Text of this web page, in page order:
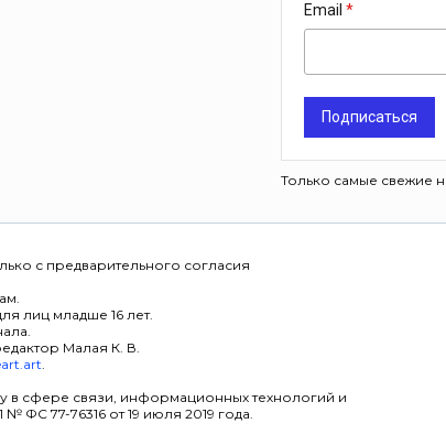
Email
Подписаться
Только самые свежие
с предварительного согласия
лиц младше 16 лет.
Малая К. В.
.
в сфере связи, информационных технологий и
ФС 77-76316 от 19 июля 2019 года.